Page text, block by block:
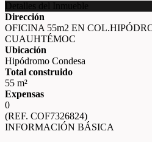
Detalles del Inmueble
Dirección
OFICINA 55m2 EN
CUAUHTÉMOC
Ubicación
Hipódromo Condesa
Total construido
55 m²
Expensas
0
(REF. COF7326824)
INFORMACIÓN BÁSICA